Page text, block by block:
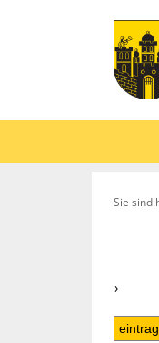
Sie sind